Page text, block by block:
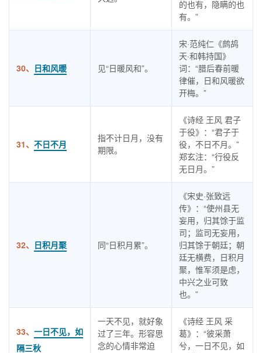
的也有，隐瞒的也
有。”
30、 日和风暖 见“日暖风和”。
宋·范纯仁《鹧鸪
天·和韩持国》
词：“腊后春前暖
律催，日和风暖欲
开梅。”
31、 不日不月
指不计日月，没有
期限。
《诗经 王风 君子
于役》：“君子于
役，不日不月。”
郑玄注：“行役反
无日月。”
32、 日积月聚 同“日积月累”。
《宋史·张致远
传》：“使州县无
妄用，归其馀于监
司；监司无妄用，
归其馀于朝廷；朝
廷无横费，日积月
聚，惟军须是虑，
中兴之业可致
也。”
33、 一日不见，如
隔三秋
一天不见，就好象
过了三年。形容思
念的心情非常迫
《诗经 王风 采
葛》：“彼采萧
兮，一日不见，如